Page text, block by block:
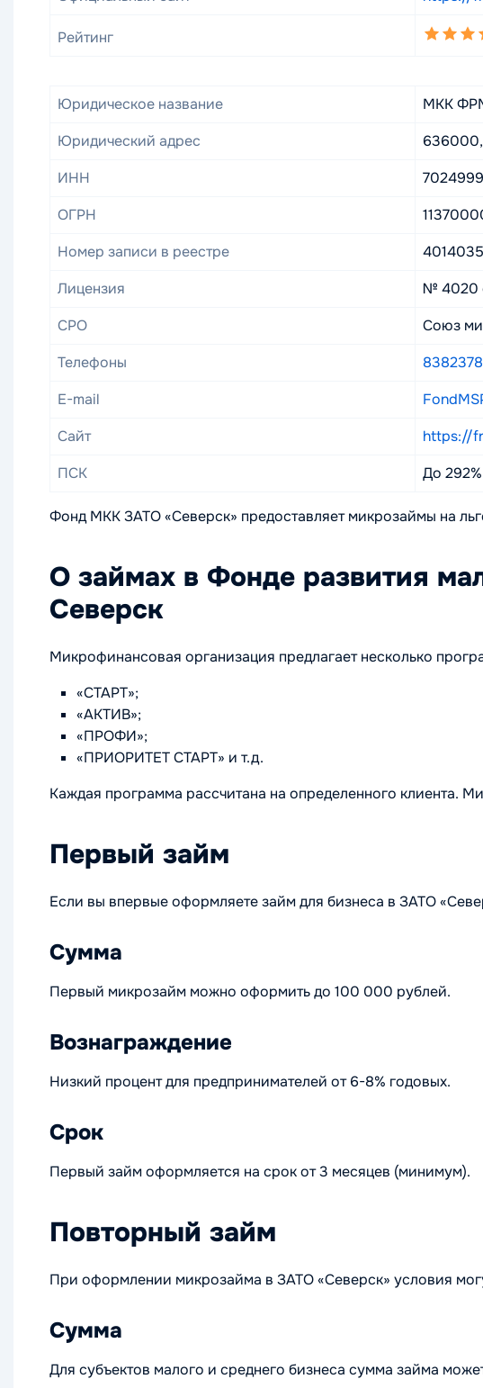
Рейтинг
Юридическое название
МКК
Юридический адрес
636000,
ИНН
ОГРН
Номер записи в реестре
Лицензия
№ 4020
СРО
Союз
Телефоны
E-mail
Сайт
https://
ПСК
До 292%
Фонд МКК ЗАТО «Северск» предоставляет микрозаймы на
О займах в Фонде развития
Северск
Микрофинансовая организация предлагает несколько
«СТАРТ»;
«АКТИВ»;
«ПРОФИ»;
«ПРИОРИТЕТ СТАРТ» и т.д.
Каждая программа рассчитана на определенного клиента.
Первый займ
Если вы впервые оформляете займ для бизнеса в ЗАТО
Сумма
Первый микрозайм можно оформить до 100 000 рублей.
Вознаграждение
Низкий процент для предпринимателей от 6-8% годовых.
Срок
Первый займ оформляется на срок от 3 месяцев (минимум).
Повторный займ
При оформлении микрозайма в ЗАТО «Северск» условия
Сумма
Для субъектов малого и среднего бизнеса сумма займа